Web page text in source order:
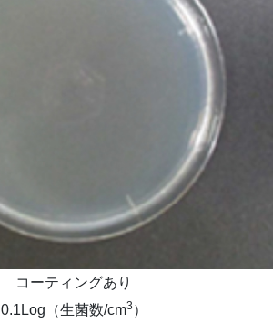
コーティングあり
0.1Log（生菌数/cm3 ）